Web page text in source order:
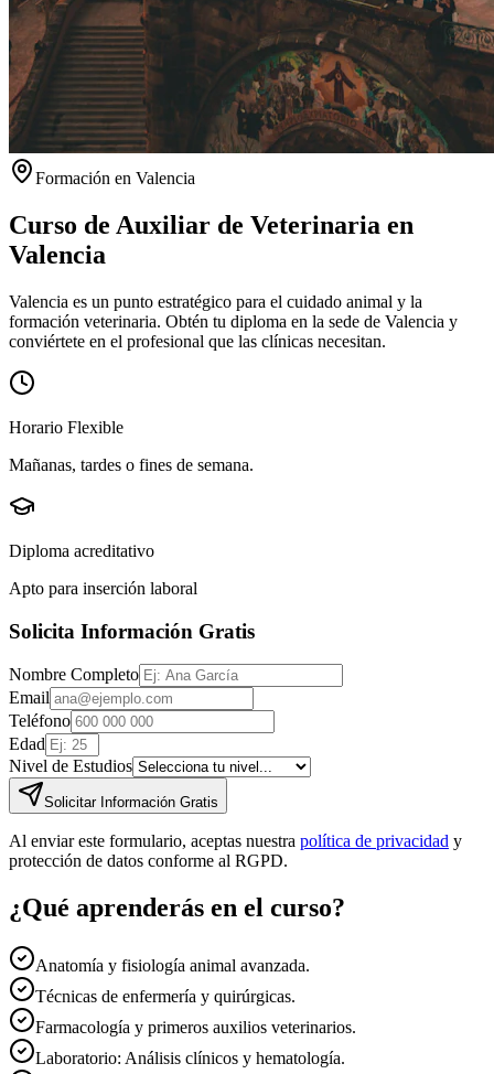
Formación en Valencia
Curso de Auxiliar de Veterinaria en
Valencia
Valencia es un punto estratégico para el cuidado animal y la
formación veterinaria. Obtén tu diploma en la sede de Valencia y
conviértete en el profesional que las clínicas necesitan.
Horario Flexible
Mañanas, tardes o fines de semana.
Diploma acreditativo
Apto para inserción laboral
Solicita Información Gratis
Nombre Completo
Email
Teléfono
Edad
Nivel de Estudios
Solicitar Información Gratis
Al enviar este formulario, aceptas nuestra política de privacidad y
protección de datos conforme al RGPD.
¿Qué aprenderás en el curso?
Anatomía y fisiología animal avanzada.
Técnicas de enfermería y quirúrgicas.
Farmacología y primeros auxilios veterinarios.
Laboratorio: Análisis clínicos y hematología.